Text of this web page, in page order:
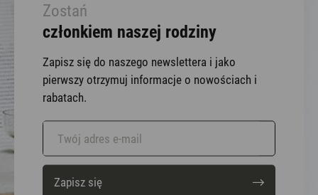
Zostań
członkiem naszej rodziny
Zapisz się do naszego newslettera i jako
pierwszy otrzymuj informacje o nowościach i
rabatach.
Zapisz się